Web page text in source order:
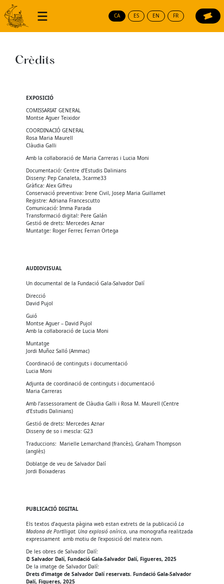
Vés al contingut
Navegació principal
CA ES EN FR
Crèdits
EXPOSICIÓ
COMISSARIAT GENERAL
Montse Aguer Teixidor
COORDINACIÓ GENERAL
Rosa Maria Maurell
Clàudia Galli
Amb la col·laboració de Maria Carreras i Lucia Moni
Documentació: Centre d’Estudis Dalinians
Disseny: Pep Canaleta, 3carme33
Gràfica: Alex Gifreu
Conservació preventiva: Irene Civil, Josep Maria Guillamet
Registre: Adriana Francescutto
Comunicació: Imma Parada
Transformació digital: Pere Galán
Gestió de drets: Mercedes Aznar
Muntatge: Roger Ferrer, Ferran Ortega
AUDIOVISUAL
Un documental de la Fundació Gala-Salvador Dalí
Direcció
David Pujol
Guió
Montse Aguer – David Pujol
Amb la col·laboració de Lucia Moni
Muntatge
Jordi Muñoz Salló (Ammac)
Coordinació de continguts i documentació
Lucia Moni
Adjunta de coordinació de continguts i documentació
Maria Carreras
Amb l’assessorament de Clàudia Galli i Rosa M. Maurell (Centre
d’Estudis Dalinians)
Gestió de drets: Mercedes Aznar
Disseny de so i mescla: G23
Traduccions: Marielle Lemarchand (francès), Graham Thompson
(anglès)
Doblatge de veu de Salvador Dalí
Jordi Boixaderas
PUBLICACIÓ DIGITAL
Els textos d’aquesta pàgina web estan extrets de la publicacióLa
Madona de Portlligat. Una explosió onírica, una monografia realitzada
expressament amb motiu de l’exposició del mateix nom.
De les obres de Salvador Dalí:
© Salvador Dalí, Fundació Gala-Salvador Dalí, Figueres, 2025
De la imatge de Salvador Dalí:
Drets d’imatge de Salvador Dalí reservats. Fundació Gala-Salvador
Dalí, Figueres, 2025